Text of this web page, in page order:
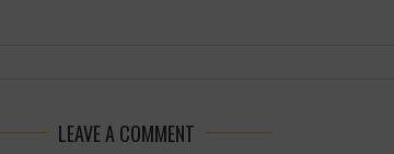
LEAVE A COMMENT